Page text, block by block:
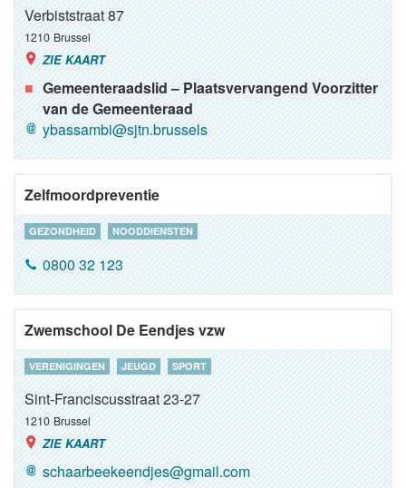
Verbiststraat 87
1210 Brussel
ZIE KAART
Gemeenteraadslid – Plaatsvervangend Voorzitter
van de Gemeenteraad
ybassambi@sjtn.brussels
Zelfmoordpreventie
GEZONDHEID NOODDIENSTEN
0800 32 123
Zwemschool De Eendjes vzw
VERENIGINGEN JEUGD SPORT
Sint-Franciscusstraat 23-27
1210 Brussel
ZIE KAART
schaarbeekeendjes@gmail.com